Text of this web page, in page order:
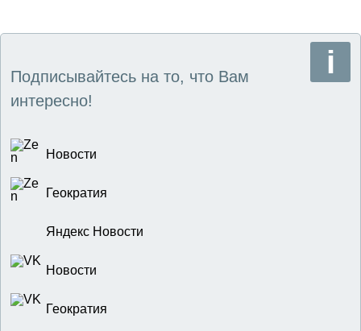
Подписывайтесь на то, что Вам
интересно!
Новости
Геократия
Яндекс Новости
Новости
Геократия